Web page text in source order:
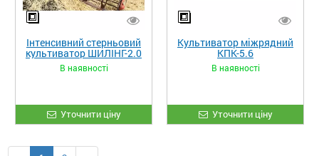
Інтенсивний стерньовий
культиватор ШИЛІНГ-2.0
В наявності
Уточнити ціну
Культиватор міжрядний
КПК-5.6
В наявності
Уточнити ціну